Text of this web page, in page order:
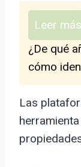
Leer más
¿De qué
cómo
Las